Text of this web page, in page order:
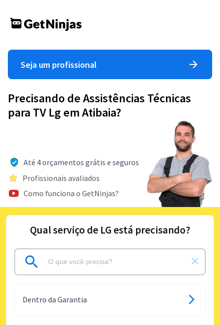
Seja um profissional
Precisando de Assistências Técnicas
para TV Lg em Atibaia?
Até 4 orçamentos grátis e seguros
Profissionais avaliados
Como funciona o GetNinjas?
Qual serviço de LG está precisando?
Dentro da Garantia